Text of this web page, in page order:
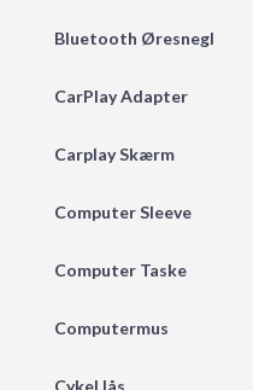
Bluetooth Øresnegl
CarPlay Adapter
Carplay Skærm
Computer Sleeve
Computer Taske
Computermus
Cykel lås